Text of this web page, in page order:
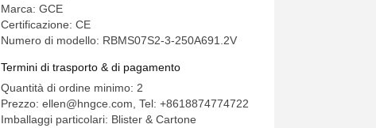
Marca: GCE
Certificazione: CE
Numero di modello: RBMS07S2-3-250A691.2V
Termini di trasporto & di pagamento
Quantità di ordine minimo: 2
Prezzo: ellen@hngce.com, Tel: +8618874774722
Imballaggi particolari: Blister & Cartone